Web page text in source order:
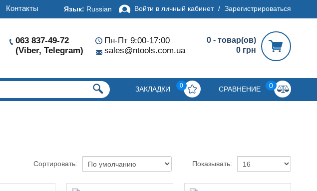
Контакты Язык: Russian Войти в личный кабинет / Зарегистрироваться
063 837-49-72
(Viber, Telegram)
Пн-Пт 9:00-17:00
sales@ntools.com.ua
0 - товар(ов)
0 грн
ЗАКЛАДКИ 0 СРАВНЕНИЕ 0
Сортировать: Показывать: